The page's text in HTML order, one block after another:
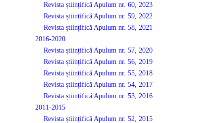
Revista științifică Apulum nr. 60, 2023
Revista științifică Apulum nr. 59, 2022
Revista științifică Apulum nr. 58, 2021
2016-2020
Revista științifică Apulum nr. 57, 2020
Revista științifică Apulum nr. 56, 2019
Revista științifică Apulum nr. 55, 2018
Revista științifică Apulum nr. 54, 2017
Revista științifică Apulum nr. 53, 2016
2011-2015
Revista științifică Apulum nr. 52, 2015